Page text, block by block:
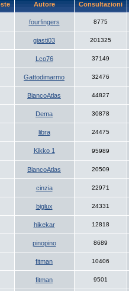
Autore Consultazioni
fourfingers 8775
giasti03 201325
Lco76 37149
Gattodimarmo 32476
BiancoAtlas 44827
Dema 30878
libra 24475
Kikko 1 95989
BiancoAtlas 20509
cinzia 22971
biglux 24331
hikekar 12818
pinopino 8689
fitman 10406
fitman 9501